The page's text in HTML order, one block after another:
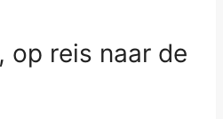
op reis naar de